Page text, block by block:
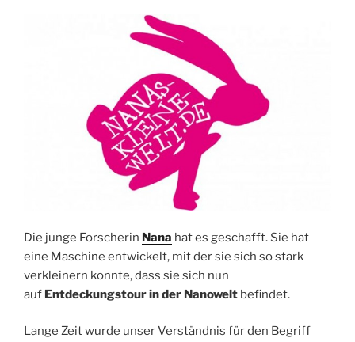
Die junge Forscherin Nana hat es geschafft. Sie hat
eine Maschine entwickelt, mit der sie sich so stark
verkleinern konnte, dass sie sich nun
auf Entdeckungstour in der Nanowelt befindet.
Lange Zeit wurde unser Verständnis für den Begriff